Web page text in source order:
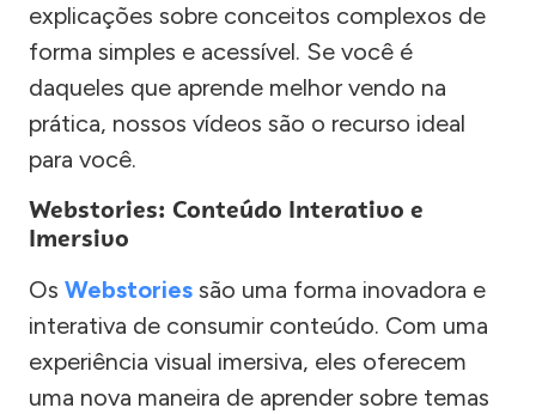
explicações sobre conceitos complexos de
forma simples e acessível. Se você é
daqueles que aprende melhor vendo na
prática, nossos vídeos são o recurso ideal
para você.
Webstories: Conteúdo Interativo e
Imersivo
Os Webstories são uma forma inovadora e
interativa de consumir conteúdo. Com uma
experiência visual imersiva, eles oferecem
uma nova maneira de aprender sobre temas